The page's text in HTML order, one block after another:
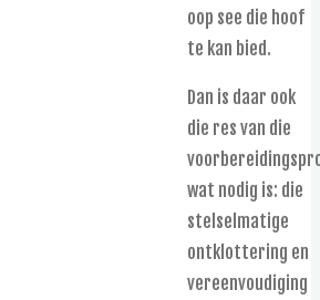
oop see die hoof
te kan bied.
Dan is daar ook
die res van die
wat nodig is: die
stelselmatige
ontklottering en
vereenvoudiging